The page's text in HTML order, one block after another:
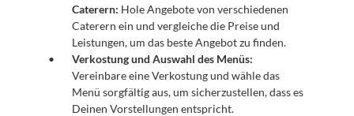
Caterern: Hole Angebote von verschiedenen
Caterern ein und vergleiche die Preise und
Leistungen, um das beste Angebot zu finden.
Verkostung und Auswahl des Menüs:
Vereinbare eine Verkostung und wähle das
Menü sorgfältig aus, um sicherzustellen, dass es
Deinen Vorstellungen entspricht.